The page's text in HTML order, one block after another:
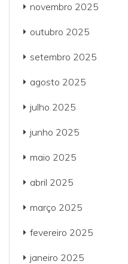
novembro 2025
outubro 2025
setembro 2025
agosto 2025
julho 2025
junho 2025
maio 2025
abril 2025
março 2025
fevereiro 2025
janeiro 2025